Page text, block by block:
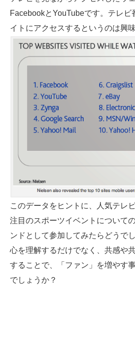
FacebookとYouTubeです。テレビ
イトにアクセスするというのは興
このデータをヒントに、人気テレ
注目のスポーツイベントについて
ンドとして参加してみたらどうで
心を理解するだけでなく、共感や
することで、「ファン」を増やす
でしょうか？